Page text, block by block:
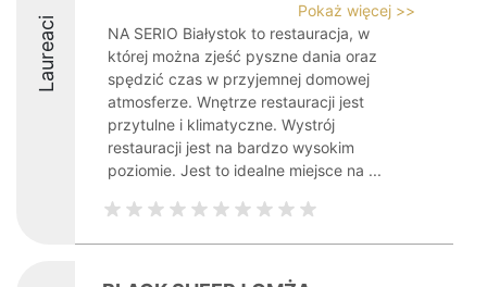
Laureaci
Pokaż więcej >>
NA SERIO Białystok to restauracja, w
której można zjeść pyszne dania oraz
spędzić czas w przyjemnej domowej
atmosferze. Wnętrze restauracji jest
przytulne i klimatyczne. Wystrój
restauracji jest na bardzo wysokim
poziomie. Jest to idealne miejsce na ...